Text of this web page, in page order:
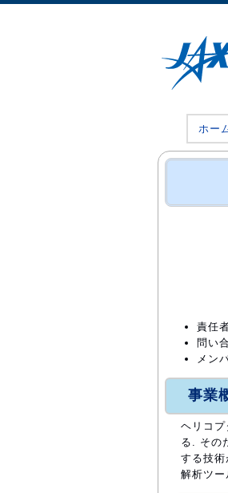
ホー
責任
問い
メン
事業
ヘリコ
る. その
する技
解析ツー